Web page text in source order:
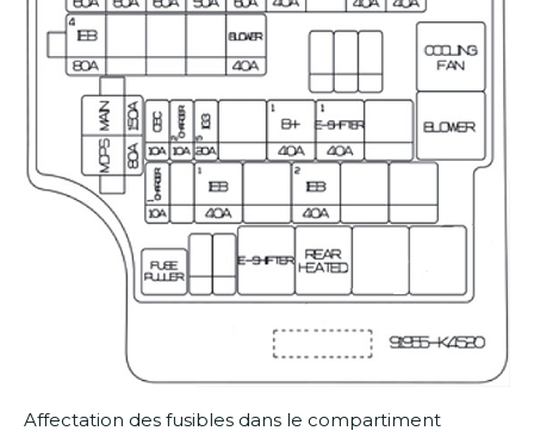
Affectation des fusibles dans le compartiment